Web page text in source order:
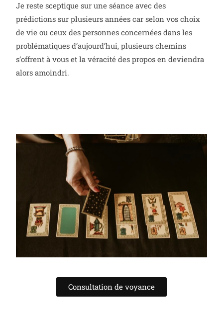
Je reste sceptique sur une séance avec des
prédictions sur plusieurs années car selon vos choix
de vie ou ceux des personnes concernées dans les
problématiques d’aujourd’hui, plusieurs chemins
s’offrent à vous et la véracité des propos en deviendra
alors amoindri.
Consultation de voyance